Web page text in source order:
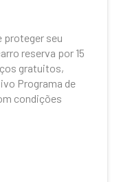
proteger seu
reserva por 15
gratuitos,
Programa de
condições